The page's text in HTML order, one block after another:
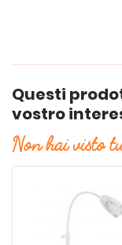
Questi
vostro
Non hai visto